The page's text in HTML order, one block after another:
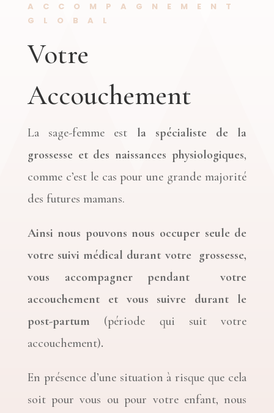
ACCOMPAGNEMENT
GLOBAL
Votre
Accouchement
La sage-femme est la spécialiste de la
grossesse et des naissances physiologiques,
comme c’est le cas pour une grande majorité
des futures mamans.
Ainsi nous pouvons nous occuper seule de
votre suivi médical durant votre grossesse,
vous accompagner pendant votre
accouchement et vous suivre durant le
post-partum (période qui suit votre
accouchement).
En présence d’une situation à risque que cela
soit pour vous ou pour votre enfant, nous